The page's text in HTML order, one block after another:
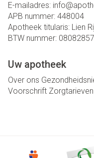
E-mailadres: info@
APB nummer: 448004
Apotheek titularis: Lien
BTW nummer:
Uw apotheek
Over ons
Voorschrift Zorgtarieven